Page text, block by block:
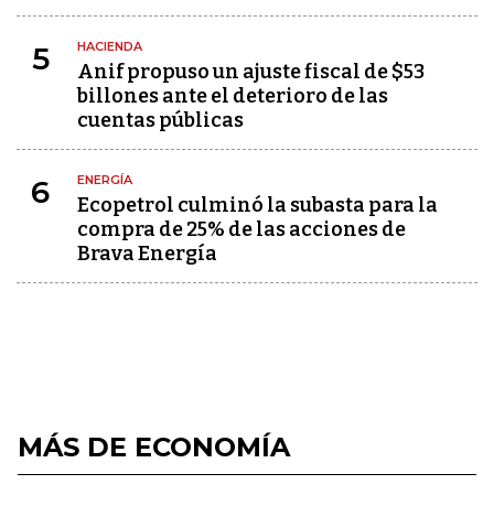
5 HACIENDA
Anif propuso un ajuste fiscal de $53
billones ante el deterioro de las
cuentas públicas
6 ENERGÍA
Ecopetrol culminó la subasta para la
compra de 25% de las acciones de
Brava Energía
MÁS DE ECONOMÍA